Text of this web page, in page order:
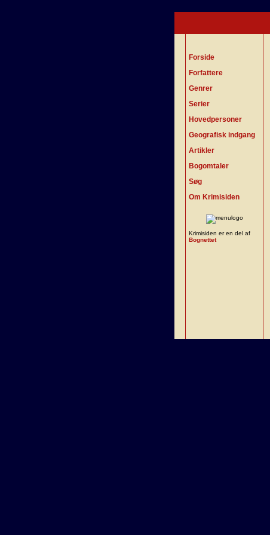
Forside
Forfattere
Genrer
Serier
Hovedpersoner
Geografisk indgang
Artikler
Bogomtaler
Søg
Om Krimisiden
Krimisiden er en del af
Bognettet